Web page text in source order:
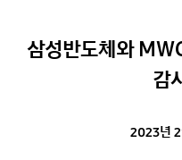
삼성반도체와
감
2023년